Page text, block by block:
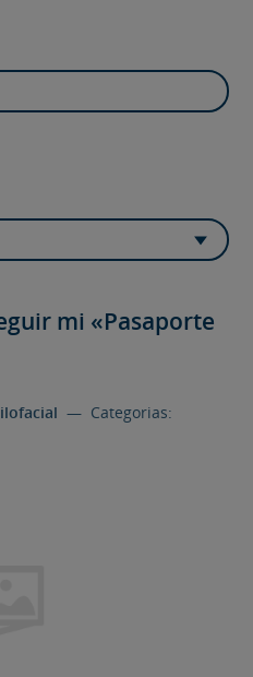
mi «Pasaporte
— Categorias: